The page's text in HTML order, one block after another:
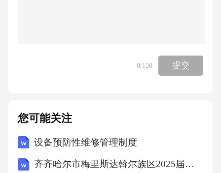
0/150 提交
您可能关注
设备预防性维修管理制度
齐齐哈尔市梅里斯达斡尔族区2025届数学四年级下学期期末达标测试试题（含答案）